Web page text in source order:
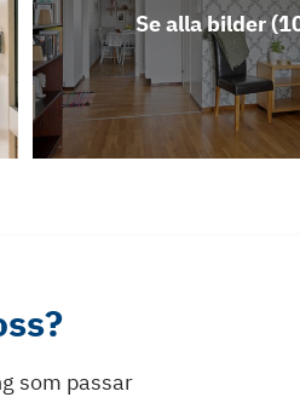
Se alla bilder (
som passar